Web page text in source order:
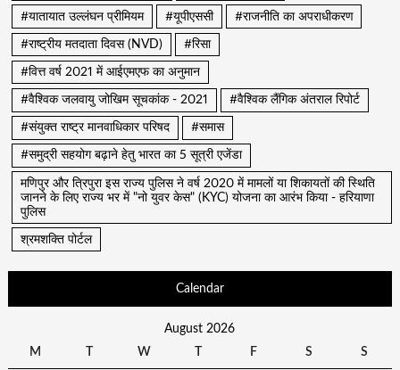
#यातायात उल्लंघन प्रीमियम #यूपीएससी #राजनीति का अपराधीकरण
#राष्ट्रीय मतदाता दिवस (NVD) #रिसा
#वित्त वर्ष 2021 में आईएमएफ का अनुमान
#वैश्विक जलवायु जोखिम सूचकांक - 2021 #वैश्विक लैंगिक अंतराल रिपोर्ट
#संयुक्त राष्ट्र मानवाधिकार परिषद #समास
#समुद्री सहयोग बढ़ाने हेतु भारत का 5 सूत्री एजेंडा
मणिपुर और त्रिपुरा इस राज्य पुलिस ने वर्ष 2020 में मामलों या शिकायतों की स्थिति
जानने के लिए राज्य भर में "नो युवर केस" (KYC) योजना का आरंभ किया - हरियाणा
पुलिस
श्रमशक्ति पोर्टल
Calendar
August 2026
M
W F S S